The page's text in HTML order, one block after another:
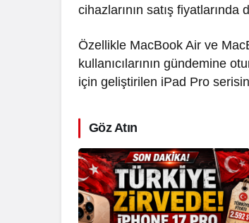
cihazlarının satış fiyatlarında
Özellikle MacBook Air ve
kullanıcılarının gündemine
için geliştirilen iPad Pro
Göz Atın